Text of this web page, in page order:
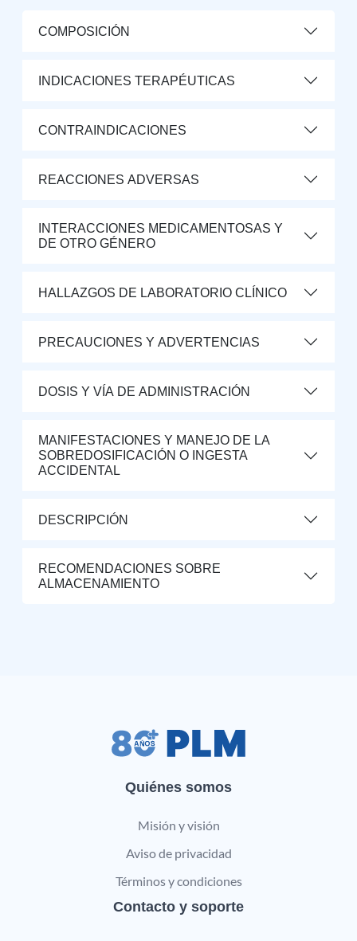
COMPOSICIÓN
INDICACIONES TERAPÉUTICAS
CONTRAINDICACIONES
REACCIONES ADVERSAS
INTERACCIONES MEDICAMENTOSAS Y
DE OTRO GÉNERO
HALLAZGOS DE LABORATORIO CLÍNICO
PRECAUCIONES Y ADVERTENCIAS
DOSIS Y VÍA DE ADMINISTRACIÓN
MANIFESTACIONES Y MANEJO DE LA
SOBREDOSIFICACIÓN O INGESTA
ACCIDENTAL
DESCRIPCIÓN
RECOMENDACIONES SOBRE
ALMACENAMIENTO
Quiénes somos
Misión y visión
Aviso de privacidad
Términos y condiciones
Contacto y soporte